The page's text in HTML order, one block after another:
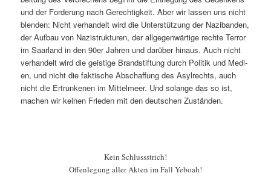
und der Forderung nach Gerechtigkeit. Aber wir lassen uns nicht
blenden: Nicht ver­han­delt wird die Unter­stützung der Naz­iban­den,
der Auf­bau von Nazistruk­turen, der all­ge­gen­wär­tige rechte Ter­ror
im Saar­land in den 90er Jahren und darüber hin­aus. Auch nicht
ver­han­delt wird die geistige Brand­s­tiftung durch Poli­tik und Medi­
en, und nicht die fak­tis­che Abschaf­fung des Asyl­rechts, auch
nicht die Ertrunk­e­nen im Mit­telmeer. Und solange das so ist,
machen wir keinen Frieden mit den deutschen Zuständen.
Kein Schlussstrich!
Offen­le­gung aller Akten im Fall Yeboah!